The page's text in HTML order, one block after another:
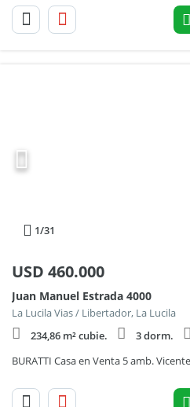
1/31
USD 460.000
Juan Manuel Estrada 4000
La Lucila Vias / Libertador, La Lucila
234,86 m² cubie.
3 dorm.
BURATTI Casa en Venta 5 amb.